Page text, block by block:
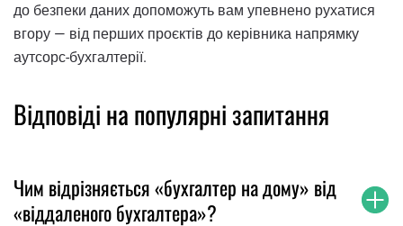
до безпеки даних допоможуть вам упевнено рухатися
вгору — від перших проєктів до керівника напрямку
аутсорс-бухгалтерії.
Відповіді на популярні запитання
Чим відрізняється «бухгалтер на дому» від
«віддаленого бухгалтера»?